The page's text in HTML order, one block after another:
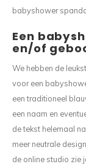
babyshower
Een
en/of
We hebben de
voor een
een traditioneel
een naam en
de tekst helemaal
meer neutrale
de online studio zie